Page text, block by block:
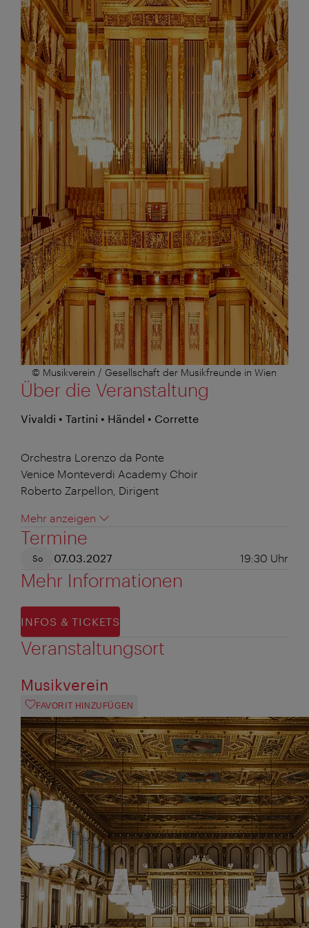
© Musikverein / Gesellschaft der Musikfreunde in Wien
Über die Veranstaltung
Vivaldi • Tartini • Händel • Corrette
Orchestra Lorenzo da Ponte
Venice Monteverdi Academy Choir
Roberto Zarpellon, Dirigent
Mehr anzeigen
Termine
So 07.03.2027 19:30 Uhr
Mehr Informationen
INFOS & TICKETS
Veranstaltungsort
Musikverein
FAVORIT HINZUFÜGEN